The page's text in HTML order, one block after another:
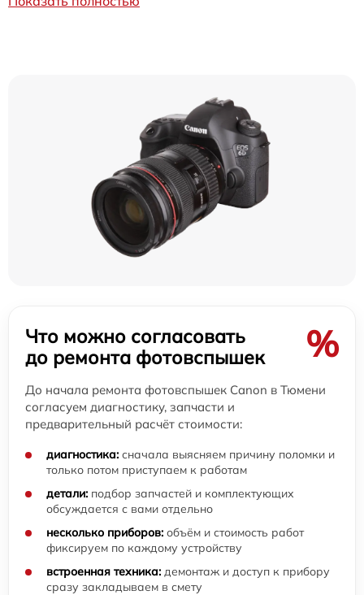
Что можно согласовать
до ремонта фотовспышек
%
До начала ремонта фотовспышек Canon в Тюмени
согласуем диагностику, запчасти и
предварительный расчёт стоимости:
диагностика: сначала выясняем причину поломки и
только потом приступаем к работам
детали: подбор запчастей и комплектующих
обсуждается с вами отдельно
несколько приборов: объём и стоимость работ
фиксируем по каждому устройству
встроенная техника: демонтаж и доступ к прибору
сразу закладываем в смету